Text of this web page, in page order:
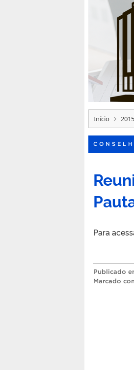
Início 2015
Para
Publicado
Marcado